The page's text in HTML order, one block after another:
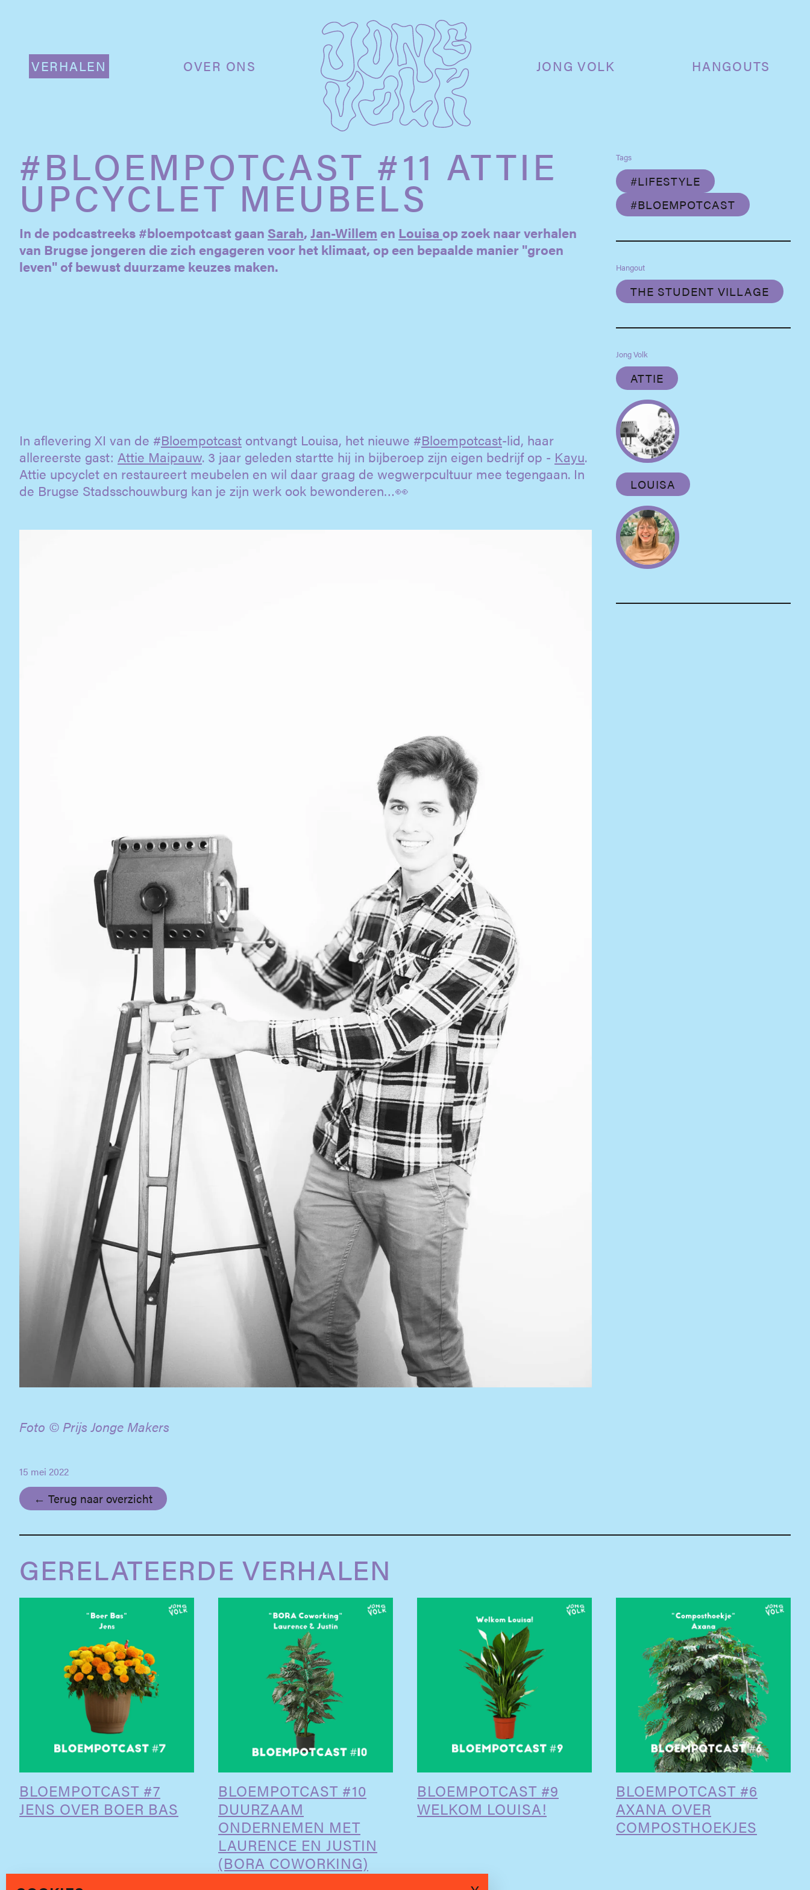
VERHALEN OVER ONS JONG VOLK HANGOUTS
#BLOEMPOTCAST #11 ATTIE
UPCYCLET MEUBELS
In de podcastreeks #bloempotcast gaan Sarah,Jan-Willemen Louisaop zoek naar verhalen
van Brugse jongeren die zich engageren voor het klimaat, op een bepaalde manier "groen
leven" of bewust duurzame keuzes maken.
In aflevering XI van de #Bloempotcast ontvangt Louisa, het nieuwe #Bloempotcast-lid, haar
allereerste gast: Attie Maipauw. 3 jaar geleden startte hij in bijberoep zijn eigen bedrijf op - Kayu.
Attie upcyclet en restaureert meubelen en wil daar graag de wegwerpcultuur mee tegengaan. In
de Brugse Stadsschouwburg kan je zijn werk ook bewonderen…👀
Foto © Prijs Jonge Makers
15 mei 2022
← Terug naar overzicht
Tags
#LIFESTYLE
#BLOEMPOTCAST
Hangout
THE STUDENT VILLAGE
Jong Volk
ATTIE
LOUISA
GERELATEERDE VERHALEN
BLOEMPOTCAST #7
JENS OVER BOER BAS
BLOEMPOTCAST #10
DUURZAAM
ONDERNEMEN MET
LAURENCE EN JUSTIN
(BORA COWORKING)
BLOEMPOTCAST #9
WELKOM LOUISA!
BLOEMPOTCAST #6
AXANA OVER
COMPOSTHOEKJES